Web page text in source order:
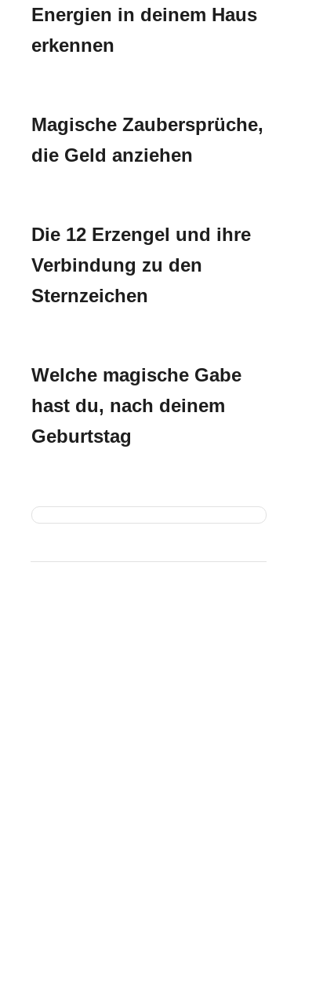
Energien in deinem Haus
erkennen
Magische Zaubersprüche,
die Geld anziehen
Die 12 Erzengel und ihre
Verbindung zu den
Sternzeichen
Welche magische Gabe
hast du, nach deinem
Geburtstag